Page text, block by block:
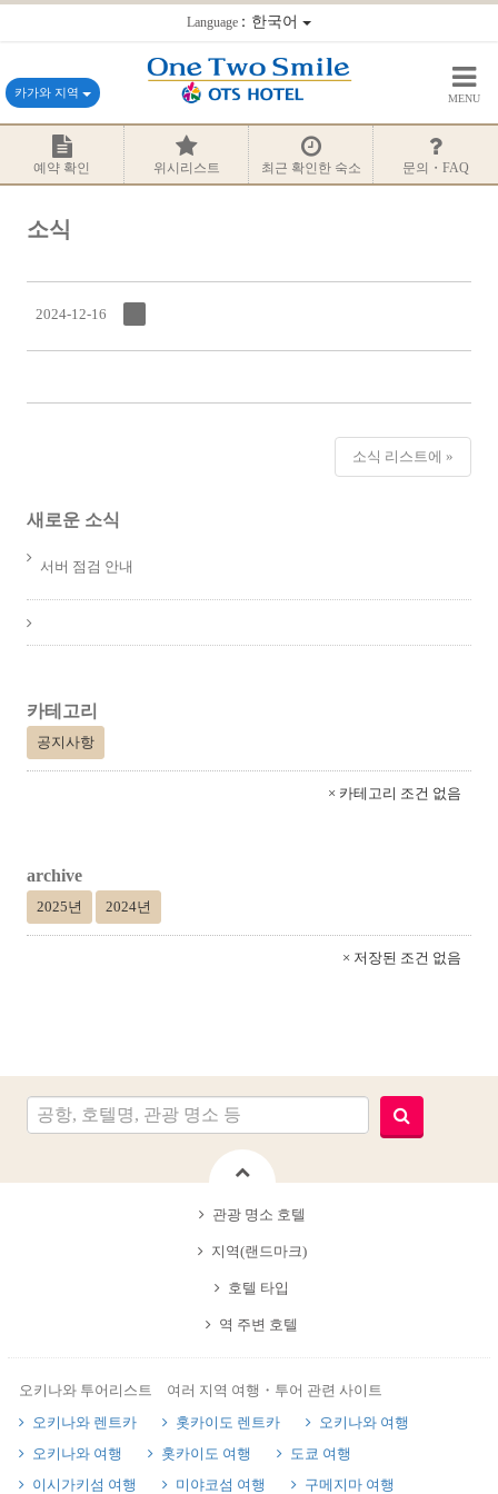
Language：한국어
카가와 지역 MENU
예약 확인 위시리스트 최근 확인한 숙소 문의・FAQ
소식
2024-12-16
소식 리스트에 »
새로운 소식
서버 점검 안내
카테고리
공지사항
× 카테고리 조건 없음
archive
2025년 2024년
× 저장된 조건 없음
관광 명소 호텔
지역(랜드마크)
호텔 타입
역 주변 호텔
오키나와 투어리스트 여러 지역 여행・투어 관련 사이트
오키나와 렌트카
홋카이도 렌트카
오키나와 여행
오키나와 여행
홋카이도 여행
도쿄 여행
이시가키섬 여행
미야코섬 여행 구메지마 여행